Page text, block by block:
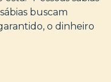
buscam
o dinheiro